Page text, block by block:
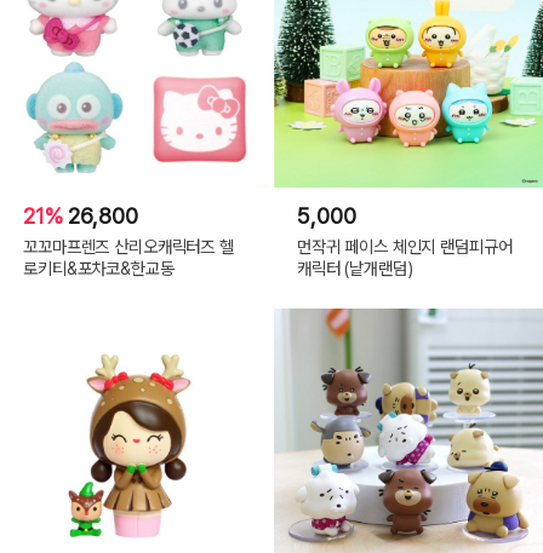
21% 26,800
꼬꼬마프렌즈 산리오캐릭터즈 헬
로키티&포차코&한교동
5,000
먼작귀 페이스 체인지 랜덤피규어
캐릭터 (낱개랜덤)